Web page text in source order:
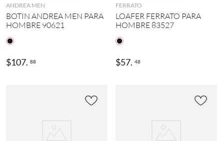
ANDREA MEN
BOTIN ANDREA MEN PARA
HOMBRE 90621
$107. 88
FERRATO
LOAFER FERRATO PARA
HOMBRE 83527
$57. 48